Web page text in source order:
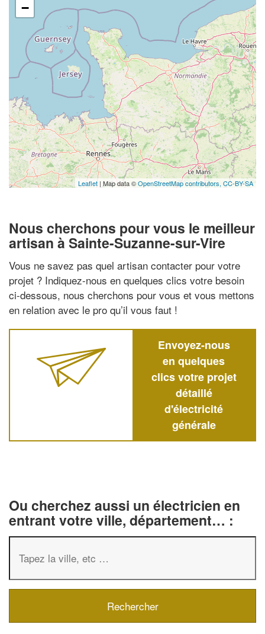
−
Leaflet| Map data ©OpenStreetMap contributors, CC-BY-SA
Nous cherchons pour vous le meilleur
artisan à Sainte-Suzanne-sur-Vire
Vous ne savez pas quel artisan contacter pour votre
projet ? Indiquez-nous en quelques clics votre besoin
ci-dessous, nous cherchons pour vous et vous mettons
en relation avec le pro qu’il vous faut !
Envoyez-nous
en quelques
clics votre projet
détaillé
d'électricité
générale
Ou cherchez aussi un électricien en
entrant votre ville, département… :